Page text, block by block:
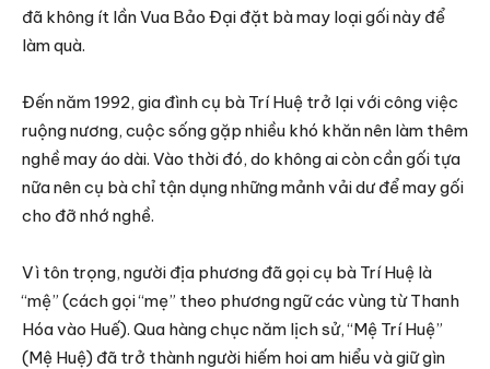
đã không ít lần Vua Bảo Đại đặt bà may loại gối này để
làm quà.
Đến năm 1992, gia đình cụ bà Trí Huệ trở lại với công việc
ruộng nương, cuộc sống gặp nhiều khó khăn nên làm thêm
nghề may áo dài. Vào thời đó, do không ai còn cần gối tựa
nữa nên cụ bà chỉ tận dụng những mảnh vải dư để may gối
cho đỡ nhớ nghề.
Vì tôn trọng, người địa phương đã gọi cụ bà Trí Huệ là
“mệ” (cách gọi “mẹ” theo phương ngữ các vùng từ Thanh
Hóa vào Huế). Qua hàng chục năm lịch sử, “Mệ Trí Huệ”
(Mệ Huệ) đã trở thành người hiếm hoi am hiểu và giữ gìn